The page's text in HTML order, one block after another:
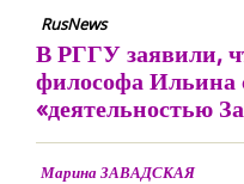
RusNews
В РГГУ заявили,
философа Ильина
«деятельностью
Марина ЗАВАДСКАЯ